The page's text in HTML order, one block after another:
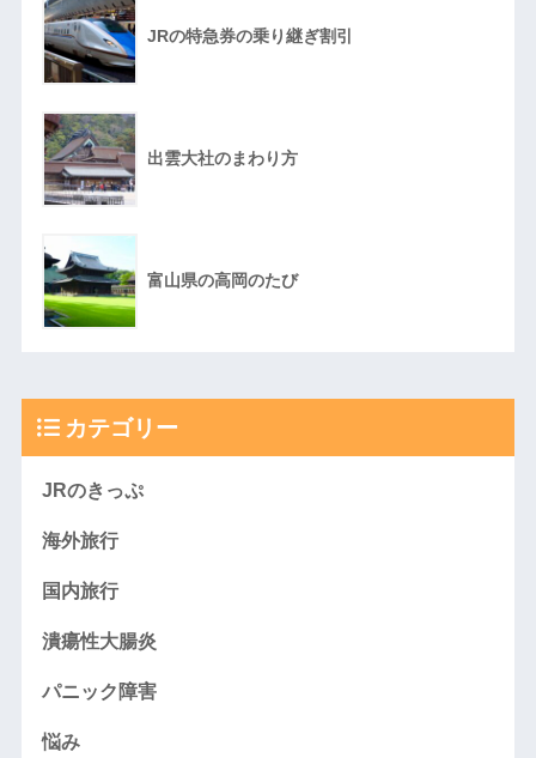
JRの特急券の乗り継ぎ割引
出雲大社のまわり方
富山県の高岡のたび
カテゴリー
JRのきっぷ
海外旅行
国内旅行
潰瘍性大腸炎
パニック障害
悩み